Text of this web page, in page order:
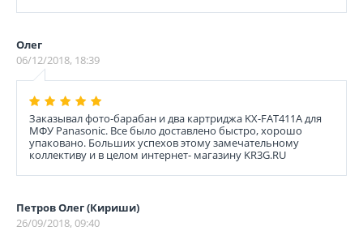
Олег
06/12/2018, 18:39
Заказывал фото-барабан и два картриджа KX-FAT411A для
МФУ Panasonic. Все было доставлено быстро, хорошо
упаковано. Больших успехов этому замечательному
коллективу и в целом интернет- магазину KR3G.RU
Петров Олег (Кириши)
26/09/2018, 09:40